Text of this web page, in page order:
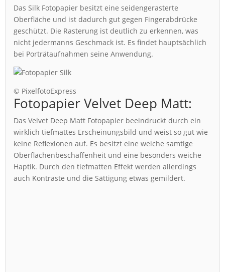
Das Silk Fotopapier besitzt eine seidengerasterte
Oberfläche und ist dadurch gut gegen Fingerabdrücke
geschützt. Die Rasterung ist deutlich zu erkennen, was
nicht jedermanns Geschmack ist. Es findet hauptsächlich
bei Porträtaufnahmen seine Anwendung.
© PixelfotoExpress
Fotopapier Velvet Deep Matt:
Das Velvet Deep Matt Fotopapier beeindruckt durch ein
wirklich tiefmattes Erscheinungsbild und weist so gut wie
keine Reflexionen auf. Es besitzt eine weiche samtige
Oberflächenbeschaffenheit und eine besonders weiche
Haptik. Durch den tiefmatten Effekt werden allerdings
auch Kontraste und die Sättigung etwas gemildert.